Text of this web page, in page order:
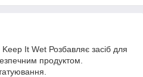
Keep It Wet Розбавляє засіб для
продуктом.